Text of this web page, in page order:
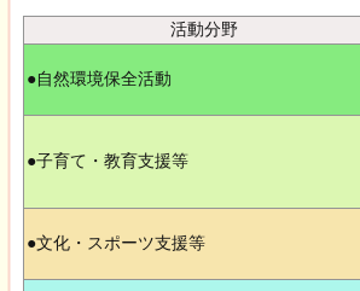
活動分野
●自然環境保全活動
●子育て・教育支援等
●文化・スポーツ支援等